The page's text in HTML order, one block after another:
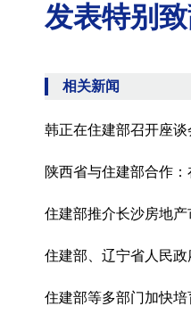
发表特别
相关新闻
韩正在住建部召开座
陕西省与住建部合作
住建部推介长沙房地
住建部、辽宁省人民
住建部等多部门加快